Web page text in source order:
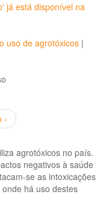
já está disponível na
uso de agrotóxicos |
›
agrotóxicos no país.
negativos à saúde
se as intoxicações
há uso destes